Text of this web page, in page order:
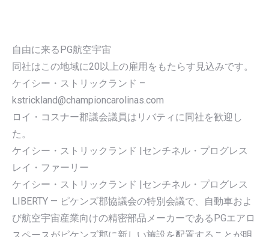
自由に来るPG航空宇宙
同社はこの地域に20以上の雇用をもたらす見込みです。
ケイシー・ストリックランド –
kstrickland@championcarolinas.com
ロイ・コスナー郡議会議員はリバティに同社を歓迎し
た。
ケイシー・ストリックランド |センチネル・プログレス
レイ・ファーリー
ケイシー・ストリックランド |センチネル・プログレス
LIBERTY — ピケンズ郡協議会の特別会議で、自動車およ
び航空宇宙産業向けの精密部品メーカーであるPGエアロ